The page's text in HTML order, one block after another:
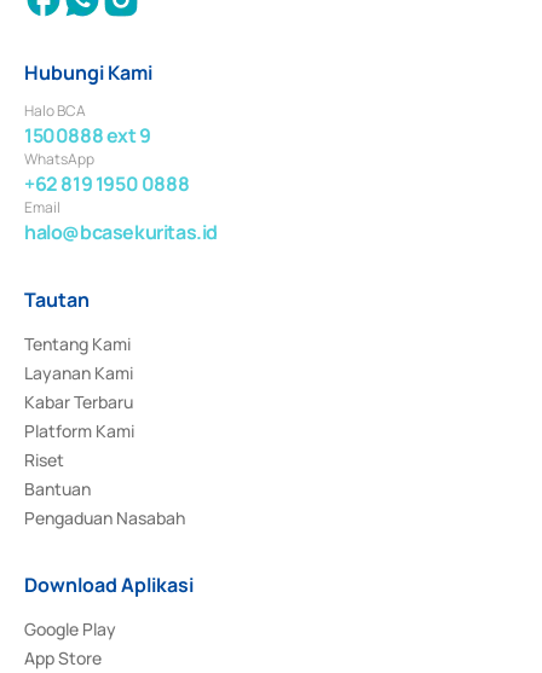
Hubungi Kami
Halo BCA
1500888 ext 9
WhatsApp
+62 819 1950 0888
Email
halo@bcasekuritas.id
Tautan
Tentang Kami
Layanan Kami
Kabar Terbaru
Platform Kami
Riset
Bantuan
Pengaduan Nasabah
Download Aplikasi
Google Play
App Store